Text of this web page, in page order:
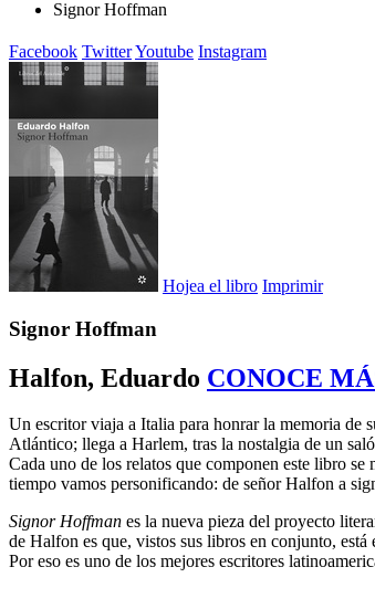
Signor Hoffman
Facebook TwitterYoutube Instagram
Hojea el libro Imprimir
Signor Hoffman
Halfon, Eduardo CONOCE
Un escritor viaja a Italia para honrar la memoria de
Atlántico; llega a Harlem, tras la nostalgia de un
Cada uno de los relatos que componen este libro
tiempo vamos personificando: de señor Halfon a
Signor Hoffman es la nueva pieza del proyecto
de Halfon es que, vistos sus libros en conjunto,
Por eso es uno de los mejores escritores